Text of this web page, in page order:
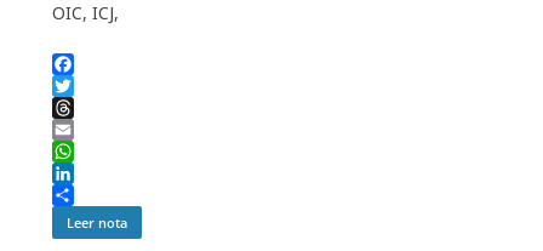
OIC, ICJ,
F
a
c
e
b
o
o
k
T
w
i
t
t
e
r
T
h
r
e
a
d
E
m
a
i
l
W
h
a
t
L
i
n
C
o
Leer nota